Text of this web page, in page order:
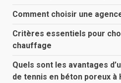
Comment choisir une
Critères essentiels pour
chauffage
Quels sont les avantages
de tennis en béton poreux à